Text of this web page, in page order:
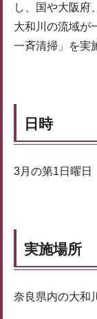
し、国や大阪府
大和川の流域が
一斉清掃」を実
日時
3月の第1日曜日
実施場所
奈良県内の大和